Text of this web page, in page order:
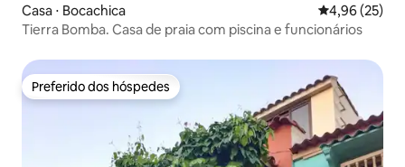
Casa ⋅ Bocachica 4,96 de uma
4,96 (25)
Tierra Bomba. Casa de praia com piscina e funcionários
Preferido dos hóspedes
Preferido dos hóspedes